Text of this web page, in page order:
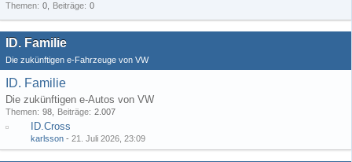
Themen 0 Beiträge 0
ID. Familie
Die zukünftigen e-Fahrzeuge von VW
ID. Familie
Die zukünftigen e-Autos von VW
Themen 98 Beiträge 2.007
ID.Cross
karlsson - 21. Juli 2026, 23:09